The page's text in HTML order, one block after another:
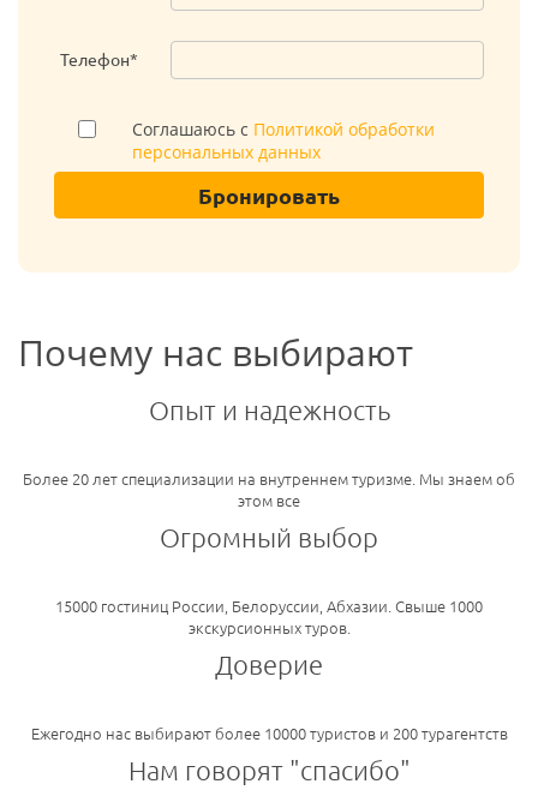
Телефон*
Соглашаюсь с Политикой обработки
персональных данных
Бронировать
Почему нас выбирают
Опыт и надежность
Более 20 лет специализации на внутреннем туризме. Мы знаем об
этом все
Огромный выбор
15000 гостиниц России, Белоруссии, Абхазии. Свыше 1000
экскурсионных туров.
Доверие
Ежегодно нас выбирают более 10000 туристов и 200 турагентств
Нам говорят "спасибо"